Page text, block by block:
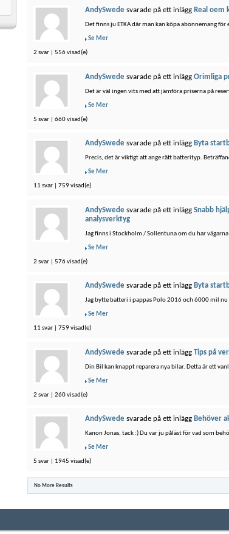
AndySwede svarade på ett inlägg Real oem
Det finns ju ETKA där man kan köpa abonnemang för
Se Mer
2 svar | 556 visad(e)
AndySwede svarade på ett inlägg Orimliga
Det är väl ingen vits med att jämföra priserna på
Se Mer
5 svar | 660 visad(e)
AndySwede svarade på ett inlägg Byta
Precis, det är viktigt att ange rätt batterityp.
Se Mer
11 svar | 759 visad(e)
AndySwede svarade på ett inlägg Snabb
analysverktyg
Jag finns i Stockholm / Sollentuna om du har
Se Mer
2 svar | 576 visad(e)
AndySwede svarade på ett inlägg Byta
Jag bytte batteri i pappas Polo 2016 och 6000 mil
Se Mer
11 svar | 759 visad(e)
AndySwede svarade på ett inlägg Tips på
Din Bil kan knappt reparera nya bilar. Detta är ett
Se Mer
2 svar | 260 visad(e)
AndySwede svarade på ett inlägg Behöver
Kanon Jonas, tack :) Du var ju påläst för vad som
Se Mer
5 svar | 1945 visad(e)
No More Results